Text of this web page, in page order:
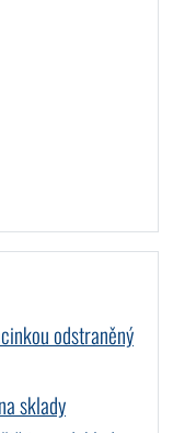
odstraněný
sklady